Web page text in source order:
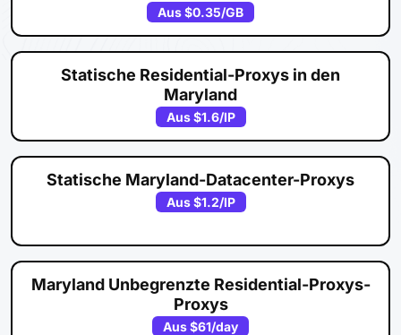
Aus$0.35/GB
Statische Residential-Proxys in den
Maryland
Aus$1.6/IP
Statische Maryland-Datacenter-Proxys
Aus$1.2/IP
Maryland Unbegrenzte Residential-Proxys-
Proxys
Aus$61/day